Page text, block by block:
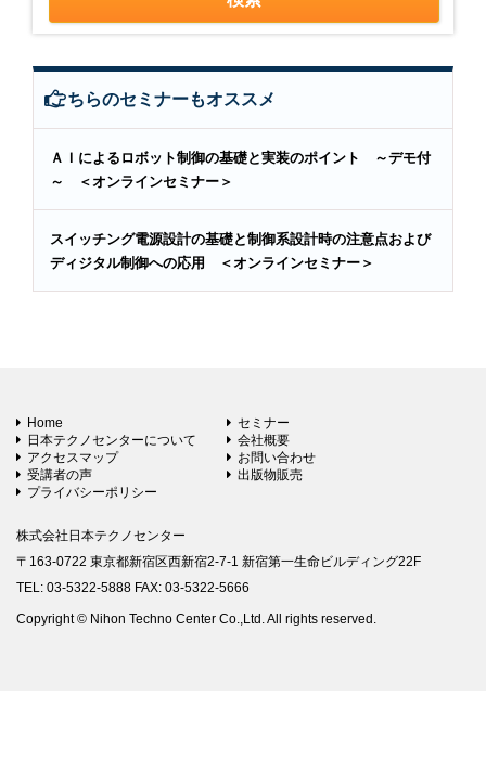
こちらのセミナーもオススメ
ＡＩによるロボット制御の基礎と実装のポイント ～デモ付
～ ＜オンラインセミナー＞
スイッチング電源設計の基礎と制御系設計時の注意点および
ディジタル制御への応用 ＜オンラインセミナー＞
Home
セミナー
日本テクノセンターについて
会社概要
アクセスマップ
お問い合わせ
受講者の声
出版物販売
プライバシーポリシー
株式会社日本テクノセンター
〒163-0722 東京都新宿区西新宿2-7-1 新宿第一生命ビルディング22F
TEL: 03-5322-5888 FAX: 03-5322-5666
Copyright © Nihon Techno Center Co.,Ltd. All rights reserved.